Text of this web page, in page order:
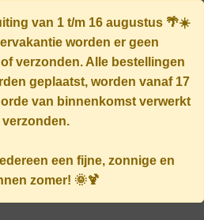
van 1 t/m 16 augustus 🌴☀️
worden er geen
verzonden. Alle bestellingen
geplaatst, worden vanaf 17
van binnenkomst verwerkt
verzonden.
een fijne, zonnige en
zomer! 🌞🍹